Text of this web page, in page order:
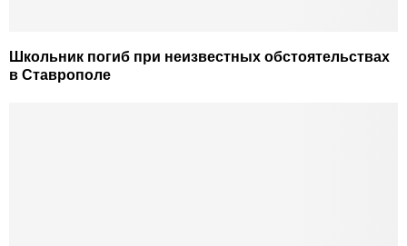
Школьник погиб при неизвестных обстоятельствах
в Ставрополе